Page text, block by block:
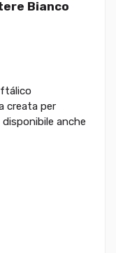
Bianco
creata per
anche